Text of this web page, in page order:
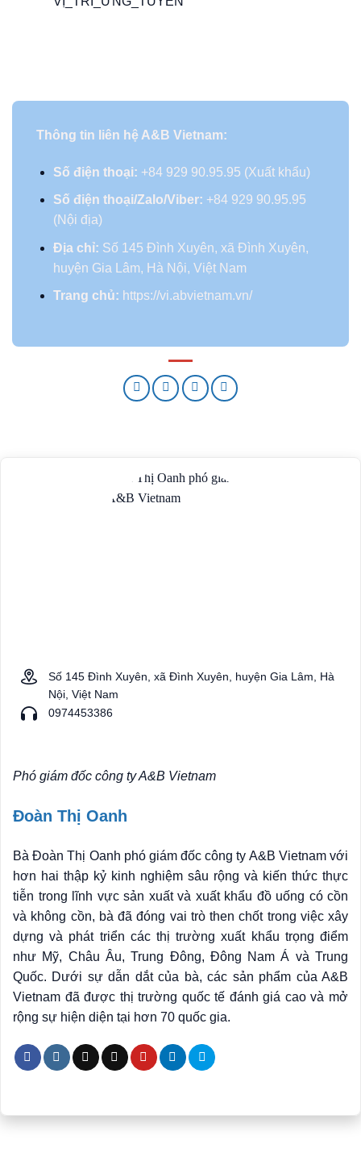
Thông tin liên hệ A&B Vietnam:
Số điện thoại: +84 929 90.95.95 (Xuất khẩu)
Số điện thoại/Zalo/Viber: +84 929 90.95.95
(Nội địa)
Địa chỉ: Số 145 Đình Xuyên, xã Đình Xuyên,
huyện Gia Lâm, Hà Nội, Việt Nam
Trang chủ: https://vi.abvietnam.vn/
Số 145 Đình Xuyên, xã Đình Xuyên, huyện Gia Lâm, Hà
Nội, Việt Nam
0974453386
Phó giám đốc công ty A&B Vietnam
Đoàn Thị Oanh
Bà Đoàn Thị Oanh phó giám đốc công ty A&B Vietnam với
hơn hai thập kỷ kinh nghiệm sâu rộng và kiến thức thực
tiễn trong lĩnh vực sản xuất và xuất khẩu đồ uống có cồn
và không cồn, bà đã đóng vai trò then chốt trong việc xây
dựng và phát triển các thị trường xuất khẩu trọng điểm
như Mỹ, Châu Âu, Trung Đông, Đông Nam Á và Trung
Quốc. Dưới sự dẫn dắt của bà, các sản phẩm của A&B
Vietnam đã được thị trường quốc tế đánh giá cao và mở
rộng sự hiện diện tại hơn 70 quốc gia.